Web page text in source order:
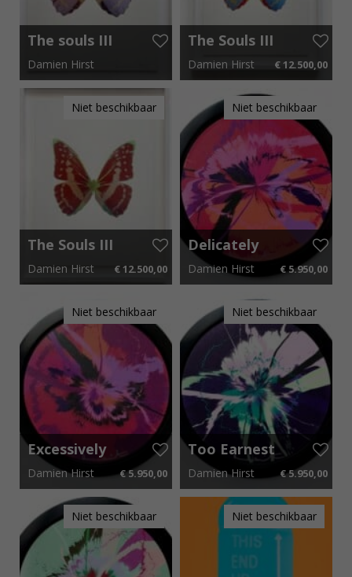
The souls III
Damien Hirst
65 cm x 85 cm
The Souls III
Damien Hirst € 12.500,00
Niet beschikbaar
The Souls III
Damien Hirst € 12.500,00
Niet beschikbaar
Delicately
trained
Powerful
and Brilliant
Supernova
Damien Hirst € 5.950,00
Niet beschikbaar
Excessively
Good Jittery
but Pleasant
Supernova
Damien Hirst € 5.950,00
48 cm x 48 cm € 89,25 p.m.
Niet beschikbaar
Too Earnest
somewhat
evasive
Earnestness
itself is
Good
Supernova
Damien Hirst € 5.950,00
48 cm x 48 cm € 89,25 p.m.
Niet beschikbaar Niet beschikbaar